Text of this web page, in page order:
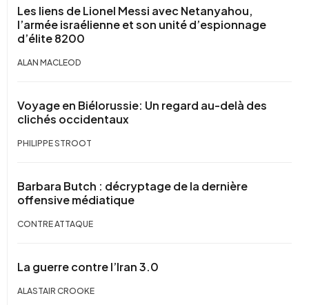
Les liens de Lionel Messi avec Netanyahou,
l’armée israélienne et son unité d’espionnage
d’élite 8200
ALAN MACLEOD
Voyage en Biélorussie: Un regard au-delà des
clichés occidentaux
PHILIPPE STROOT
Barbara Butch : décryptage de la dernière
offensive médiatique
CONTRE ATTAQUE
La guerre contre l’Iran 3.0
ALASTAIR CROOKE